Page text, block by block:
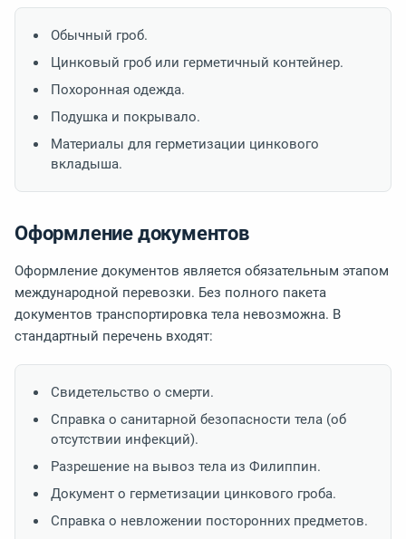
Обычный гроб.
Цинковый гроб или герметичный контейнер.
Похоронная одежда.
Подушка и покрывало.
Материалы для герметизации цинкового
вкладыша.
Оформление документов
Оформление документов является обязательным этапом
международной перевозки. Без полного пакета
документов транспортировка тела невозможна. В
стандартный перечень входят:
Свидетельство о смерти.
Справка о санитарной безопасности тела (об
отсутствии инфекций).
Разрешение на вывоз тела из Филиппин.
Документ о герметизации цинкового гроба.
Справка о невложении посторонних предметов.